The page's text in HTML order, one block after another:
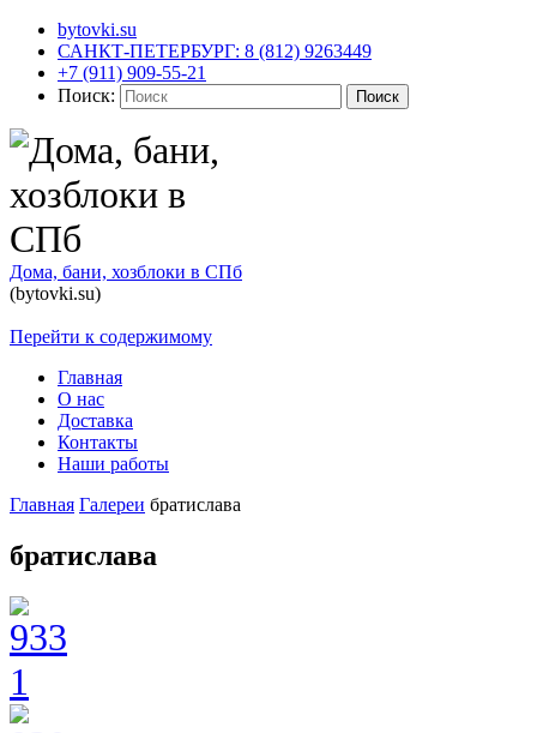
bytovki.su
САНКТ-ПЕТЕРБУРГ: 8 (812) 9263449
+7 (911) 909-55-21
Поиск:
Поиск
Дома, бани, хозблоки в СПб
(bytovki.su)
Перейти к содержимому
Главная
О нас
Доставка
Контакты
Наши работы
Главная Галереи братислава
братислава